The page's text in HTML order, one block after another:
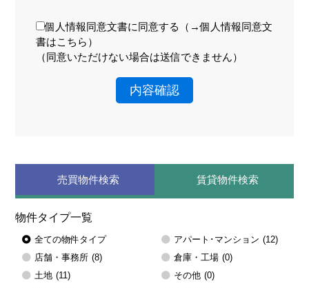
個人情報同意文書に同意する（ →個人情報同意文
書はこちら ）
（同意いただけない場合は送信できません）
内容確認
売買物件検索 賃貸物件検索
物件タイプ一覧
全ての物件タイプ アパート･マンション (12)
店舗・事務所 (8) 倉庫・工場 (0)
土地 (11) その他 (0)